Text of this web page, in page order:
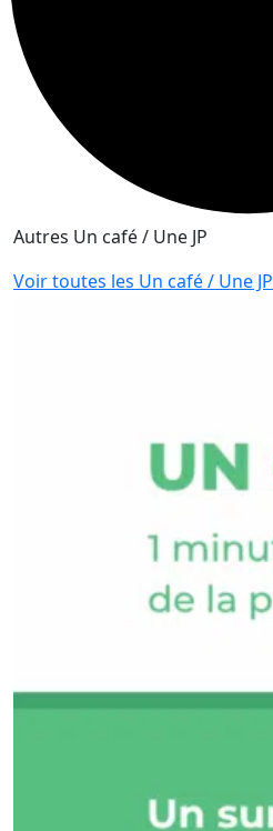
Autres Un café / Une JP
Voir toutes les Un café / Une JP